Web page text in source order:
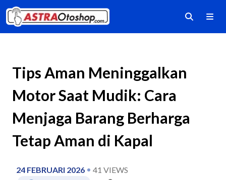
Tips Aman Meninggalkan
Motor Saat Mudik: Cara
Menjaga Barang Berharga
Tetap Aman di Kapal
24 FEBRUARI 2026 41 VIEWS